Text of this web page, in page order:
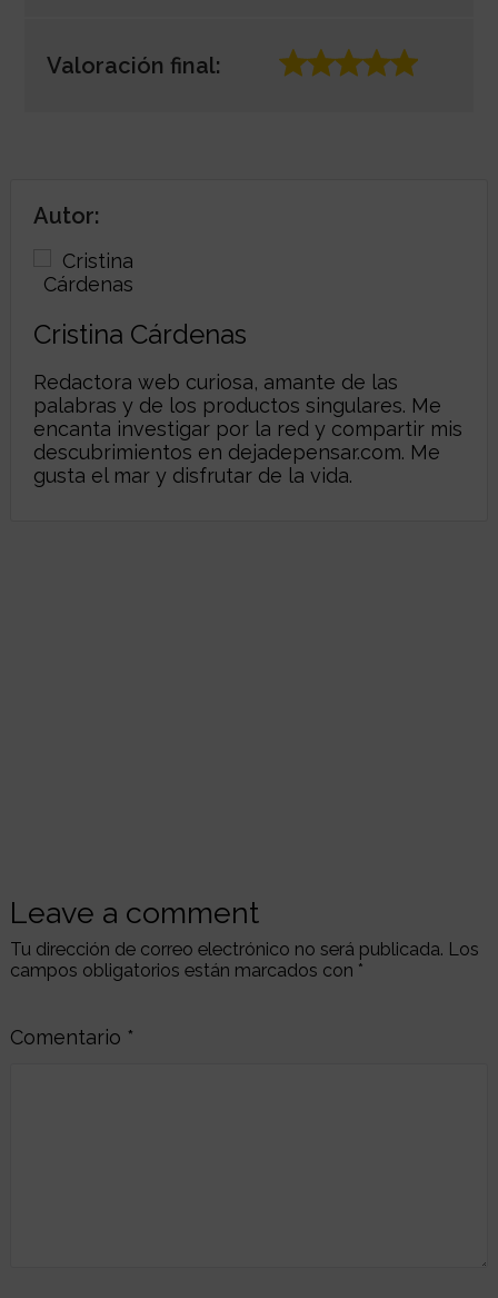
Valoración final:
Autor:
Cristina Cárdenas
Redactora web curiosa, amante de las
palabras y de los productos singulares. Me
encanta investigar por la red y compartir mis
descubrimientos en dejadepensar.com. Me
gusta el mar y disfrutar de la vida.
Leave a comment
Tu dirección de correo electrónico no será publicada. Los
campos obligatorios están marcados con *
Comentario *